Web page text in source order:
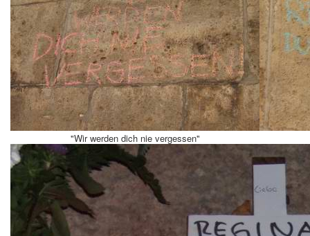
"Wir werden dich nie vergessen"